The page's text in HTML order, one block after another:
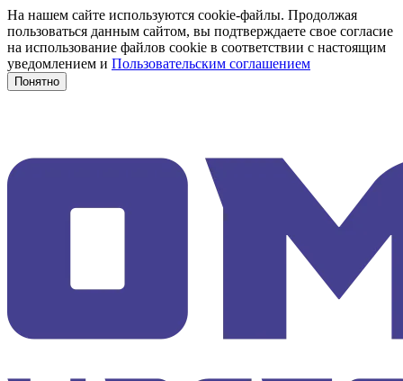
На нашем сайте используются cookie-файлы. Продолжая
пользоваться данным сайтом, вы подтверждаете свое согласие
на использование файлов cookie в соответствии с настоящим
уведомлением и Пользовательским соглашением
Понятно